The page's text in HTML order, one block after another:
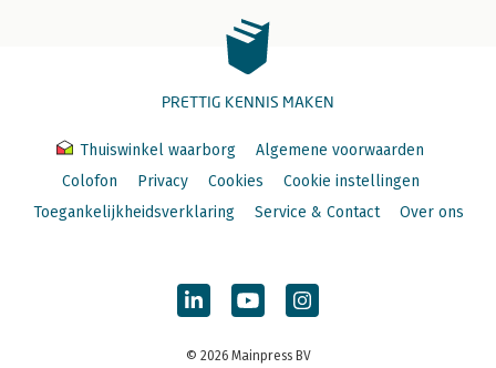
PRETTIG KENNIS MAKEN
Thuiswinkel waarborg
Algemene voorwaarden
Colofon
Privacy Cookies
Cookie instellingen
Toegankelijkheidsverklaring
Service & Contact Over ons
© 2026 Mainpress BV